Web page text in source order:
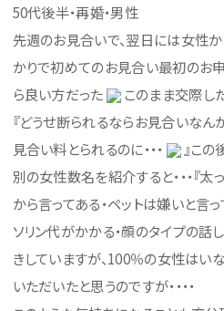
50代後半・再婚・男性
先週のお見合いで、翌日には女性か
かりで初めてのお見合い最初のお申
ら良い方だった
このまま交際し
『どうせ断られるならお見合いなん
見合い料とられるのに・・・
』この
別の女性数名を紹介すると・・・『
から言ってある・ペットは嫌いと言
ソリン代がかかる・顔のタイプの話
きしていますが、100％の女性はい
いただいたと思うのですが・・・・